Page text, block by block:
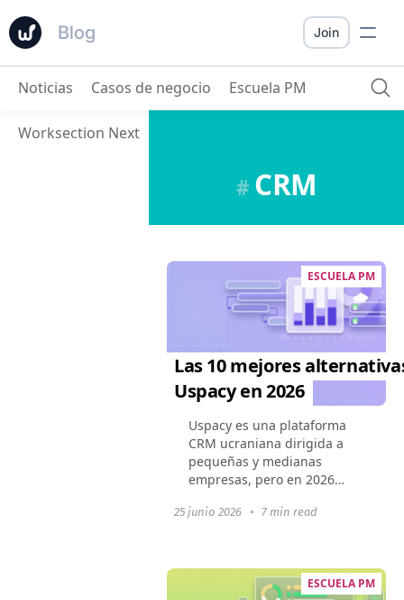
Blog Join
Noticias Casos de negocio Escuela PM
Worksection Next
#CRM
ESCUELA PM
Las 10 mejores
Uspacy en 2026
Uspacy es una plataforma
CRM ucraniana dirigida a
pequeñas y medianas
empresas, pero en 2026
buscando productos más
En...
25 junio 2026 • 7 min read
ESCUELA PM